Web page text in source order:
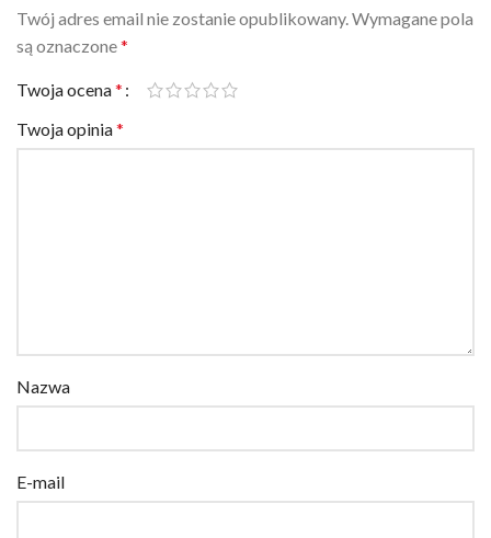
Twój adres email nie zostanie opublikowany. Wymagane pola
są oznaczone*
Twoja ocena*
Twoja opinia*
Nazwa
E-mail